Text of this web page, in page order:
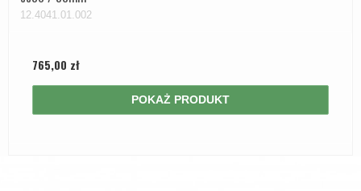
12.4041.01.002
765,00 zł
POKAŻ PRODUKT